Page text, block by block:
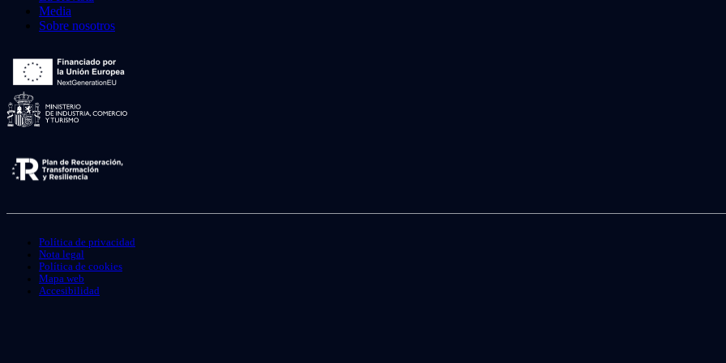
Media
Sobre nosotros
Política de privacidad
Nota legal
Política de cookies
Mapa web
Accesibilidad